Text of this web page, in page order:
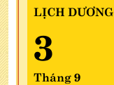
LỊCH DƯƠNG
3
Tháng 9